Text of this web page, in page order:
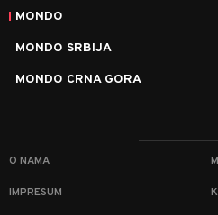
MONDO
MONDO SRBIJA
MONDO CRNA GORA
O NAMA
IMPRESUM